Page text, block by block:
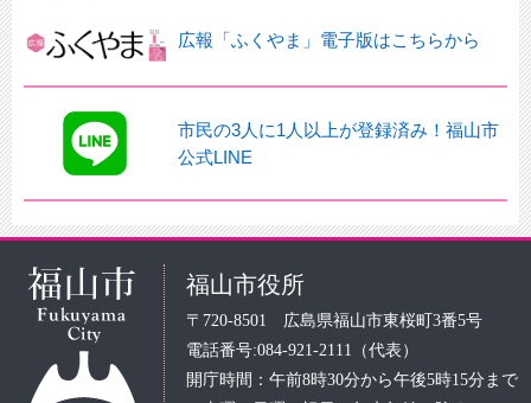
広報「ふくやま」電子版はこちらから
市民の3人に1人以上が登録済み！福山市
公式LINE
福山市役所
〒720-8501 広島県福山市東桜町3番5号
電話番号:084-921-2111（代表）
開庁時間：午前8時30分から午後5時15分まで